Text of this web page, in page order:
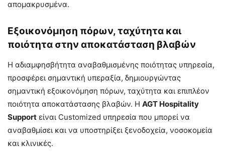
απομακρυσμένα.
Εξοικονόμηση πόρων, ταχύτητα και
ποιότητα στην αποκατάσταση βλαβών
Η αδιαμφησβήτητα αναβαθμισμένης ποιότητας υπηρεσία,
προσφέρει σημαντική υπεραξία, δημιουργώντας
σημαντική εξοικονόμηση πόρων, ταχύτητα και επιπλέον
ποιότητα αποκατάστασης βλαβών. Η AGT Hospitality
Support είναι Customized υπηρεσία που μπορεί να
αναβαθμίσει και να υποστηρίξει ξενοδοχεία, νοσοκομεία
και κλινικές.